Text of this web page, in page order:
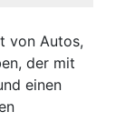
von Autos,
der mit
einen